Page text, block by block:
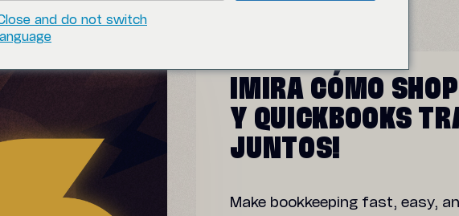
¡MIRA CÓMO
Y QUICKBOOKS
JUNTOS!
Make bookkeeping fast, easy,
and do not switch
language